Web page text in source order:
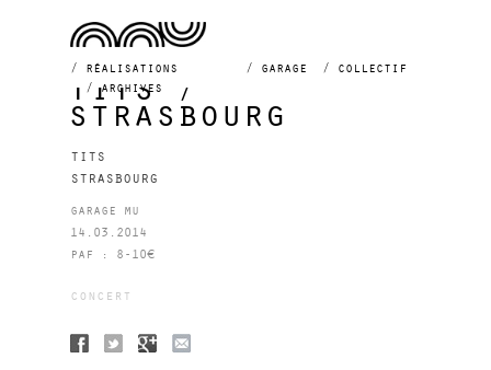
réalisations garage
collectif
archives
tits /
strasbourg
tits
strasbourg
garage mu
14.03.2014
paf : 8-10€
concert